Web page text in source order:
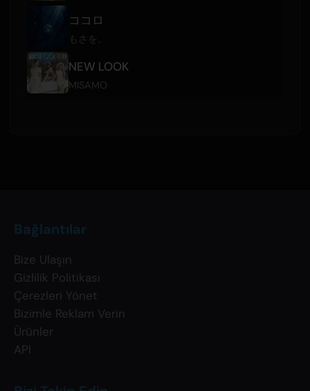
ココロ
もさを。
NEW LOOK
MISAMO
Bağlantılar
Bize Ulaşın
Gizlilik Politikası
Çerezleri Yönet
Bizimle Reklam Verin
Ürünler
API